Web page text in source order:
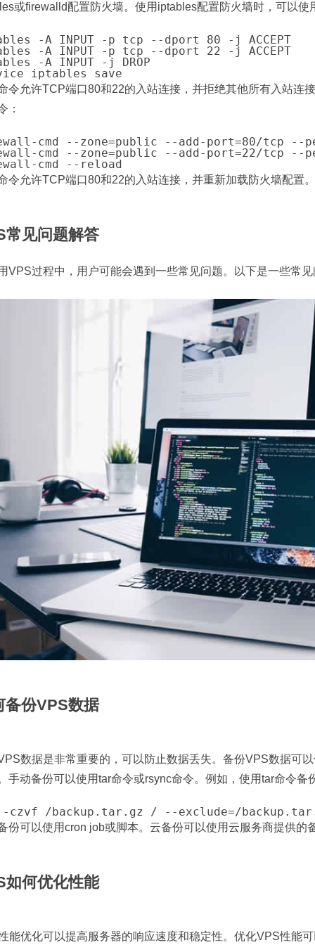
或firewalld配置防火墙。使用iptables配置防火墙时，可以使
-A INPUT -p tcp --dport 80 -j ACCEPT
-A INPUT -p tcp --dport 22 -j ACCEPT
-A INPUT -j DROP
令允许TCP端口80和22的入站连接，并拒绝其他所有入站连
：
cmd --zone=public --add-port=80/tcp --
cmd --zone=public --add-port=22/tcp --
令允许TCP端口80和22的入站连接，并重新加载防火墙配置。
常见问题解答
VPS过程中，用户可能会遇到一些常见问题。以下是一些常
备份VPS数据
数据是非常重要的，可以防止数据丢失。备份VPS数据可
手动备份可以使用tar命令或rsync命令。例如，使用tar命令备
份可以使用cron job或脚本。云备份可以使用云服务商提供的
如何优化性能
能优化可以提高服务器的响应速度和稳定性。优化VPS性能